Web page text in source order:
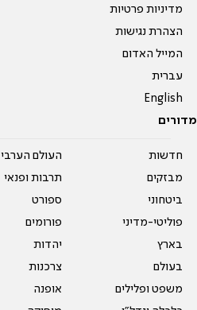
מדיניות פרטיות
הצהרת נגישות
המייל האדום
עברית
English
מדורים
חדשות
מבזקים
ביטחוני
פוליטי-מדיני
בארץ
בעולם
משפט ופלילים
העולם הערבי
תרבות ופנאי
ספורט
פורומים
יהדות
צרכנות
אופנה